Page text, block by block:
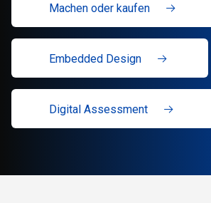
Machen oder kaufen
Embedded Design
Digital Assessment